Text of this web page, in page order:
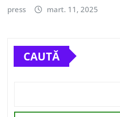
press mart. 11, 2025
CAUTĂ